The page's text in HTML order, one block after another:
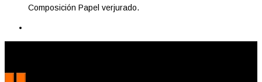
Composición Papel verjurado.